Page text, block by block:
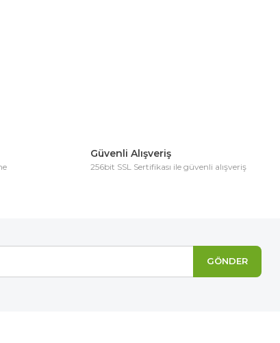
Güvenli Alışveriş
256bit SSL Sertifikası ile güvenli alışveriş
GÖNDER